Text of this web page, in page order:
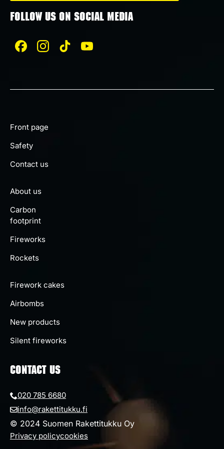
FOLLOW US ON SOCIAL MEDIA
© 2024 Suomen Rakettitukku Oy
Privacy policycookies
Front page
Safety
Contact us
About us
Carbon
footprint
Fireworks
Rockets
Firework cakes
Airbombs
New products
Silent fireworks
CONTACT US
020 785 6680
info@rakettitukku.fi